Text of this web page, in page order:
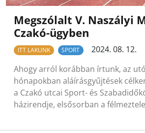
Megszólalt V. Naszályi
Czakó-ügyben
ITT LAKUNK SPORT
2024. 08. 12.
Ahogy arról korábban írtunk, az
hónapokban aláírásgyűjtések
a Czakó utcai Sport- és
házirendje, elsősorban a